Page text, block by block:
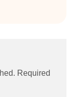
Required